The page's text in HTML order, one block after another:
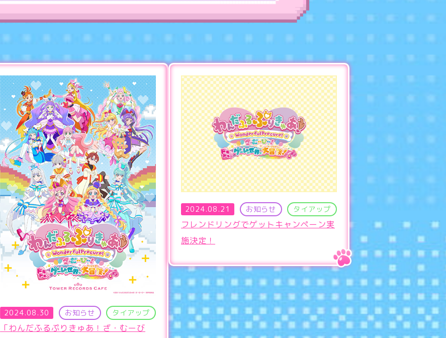
2024.08.30 お知らせ タイアップ
「わんだふるぷりきゅあ！ざ・むーび
2024.08.21 お知らせ タイアップ
フレンドリングでゲットキャンペーン実
施決定！